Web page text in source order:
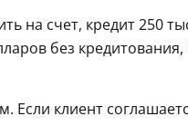
на счет, кредит 250
без кредитования,
клиент